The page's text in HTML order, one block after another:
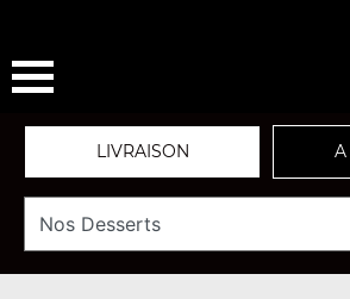
LIVRAISON A